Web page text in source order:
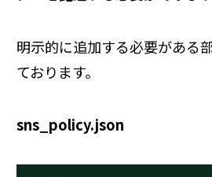
明示的に追加する必要がある
ております。
sns_policy.json